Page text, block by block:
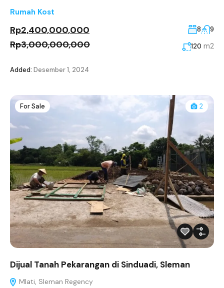
Rumah Kost
Rp2,400,000,000
Rp3,000,000,000
8
9
120 m2
Added: Desember 1, 2024
For Sale 2
Dijual Tanah Pekarangan di Sinduadi, Sleman
Mlati, Sleman Regency